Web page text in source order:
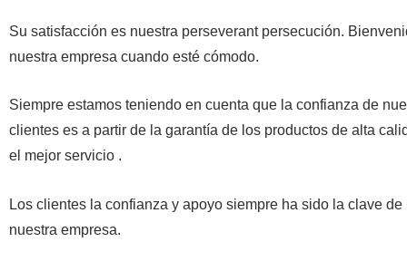
Su satisfacción es nuestra perseverant persecución.
nuestra empresa cuando esté cómodo.
Siempre estamos teniendo en cuenta que la confianza de
clientes es a partir de la garantía de los productos de alta
el mejor servicio .
Los clientes la confianza y apoyo siempre ha sido la clave de
nuestra empresa.